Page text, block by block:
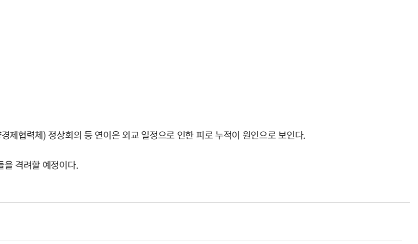
제협력체) 정상회의 등 연이은 외교 일정으로 인한 피로 누적이 원인으로 보인다.
을 격려할 예정이다.